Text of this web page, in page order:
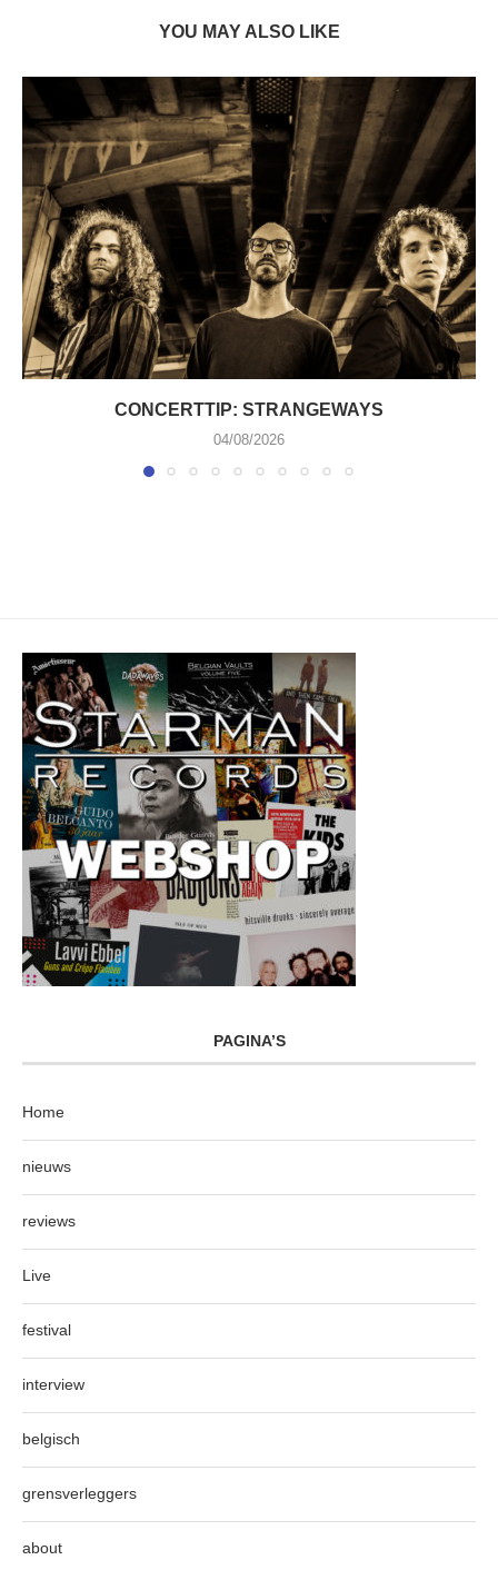
YOU MAY ALSO LIKE
CONCERTTIP: STRANGEWAYS
04/08/2026
PAGINA’S
Home
nieuws
reviews
Live
festival
interview
belgisch
grensverleggers
about